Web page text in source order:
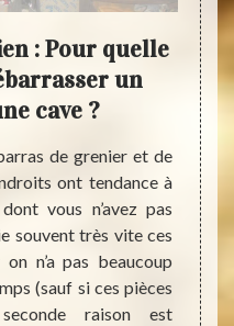
: Pour quelle
un
cave ?
de grenier et de
ont tendance à
vous n’avez pas
souvent très vite ces
n’a pas beaucoup
(sauf si ces pièces
raison est
vos